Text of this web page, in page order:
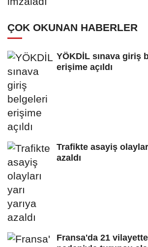
ÇOK OKUNAN HABERLER
YÖKDİL sınava giriş
erişime açıldı
Trafikte asayiş
azaldı
Fransa'da 21